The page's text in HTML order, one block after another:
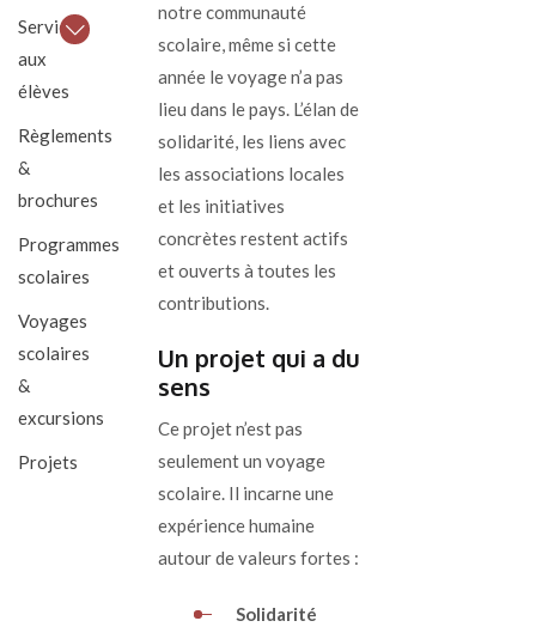
Services
aux
élèves
Règlements
&
brochures
Programmes
scolaires
Voyages
scolaires
&
excursions
Projets
notre communauté
scolaire, même si cette
année le voyage n’a pas
lieu dans le pays. L’élan de
solidarité, les liens avec
les associations locales
et les initiatives
concrètes restent actifs
et ouverts à toutes les
contributions.
Un projet qui a du
sens
Ce projet n’est pas
seulement un voyage
scolaire. Il incarne une
expérience humaine
autour de valeurs fortes :
Solidarité